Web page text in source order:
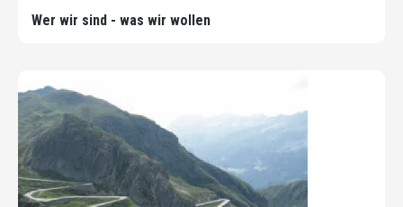
Wer wir sind - was wir wollen